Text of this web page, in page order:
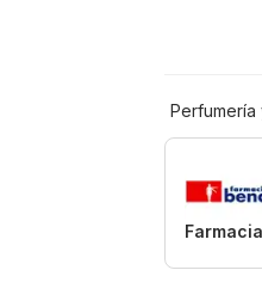
Perfumería